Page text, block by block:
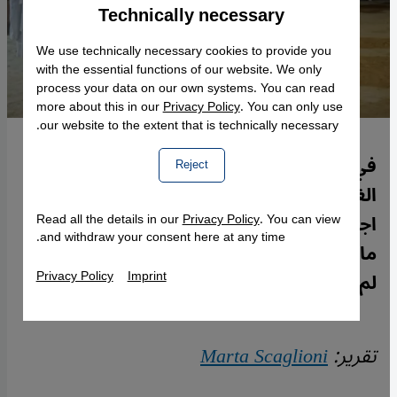
في منطقة مدنين جنوب شرقي تونس مثَّلَ
الغناء والموسيقى وسيلة للمهمشين
اجتماعياً يرتقي بها التوانسة السود في مرحلة
ما بعد التحرر من العبودية. لكن الجيل الشاب
لم يعد يرضى بذلك. تحليل مارتا سكاليوني.
تقرير:Marta Scaglioni
Technically necessary
We use technically necessary cookies to provide you
with the essential functions of our website. We only
process your data on our own systems. You can read
more about this in ourPrivacy Policy. You can only use
our website to the extent that is technically necessary.
Reject
Google Maps Embed
Read all the details in ourPrivacy Policy. You can view
and withdraw your consent here at any time.
Privacy Policy Imprint